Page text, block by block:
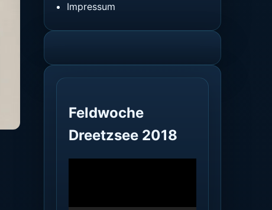
Impressum
Feldwoche
Dreetzsee 2018